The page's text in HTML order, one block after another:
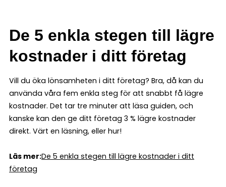
De 5 enkla stegen till lägre
kostnader i ditt företag
Vill du öka lönsamheten i ditt företag? Bra, då kan du
använda våra fem enkla steg för att snabbt få lägre
kostnader. Det tar tre minuter att läsa guiden, och
kanske kan den ge ditt företag 3 % lägre kostnader
direkt. Värt en läsning, eller hur!
Läs mer:De 5 enkla stegen till lägre kostnader i ditt
företag